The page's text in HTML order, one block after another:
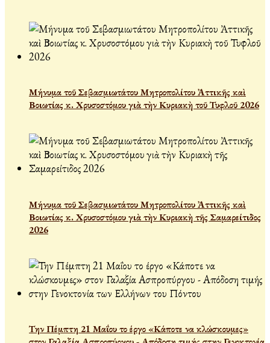
Μήνυμα τοῦ Σεβασμιωτάτου Μητροπολίτου Ἀττικῆς καὶ
Βοιωτίας κ. Χρυσοστόμου γιὰ τὴν Κυριακὴ τοῦ Τυφλοῦ 2026
Μήνυμα τοῦ Σεβασμιωτάτου Μητροπολίτου Ἀττικῆς καὶ
Βοιωτίας κ. Χρυσοστόμου γιὰ τὴν Κυριακὴ τῆς Σαμαρείτιδος
2026
Την Πέμπτη 21 Μαΐου το έργο «Κάποτε να κλώσκουμες»